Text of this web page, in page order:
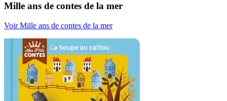
Mille ans de contes de la mer
Voir Mille ans de contes de la mer